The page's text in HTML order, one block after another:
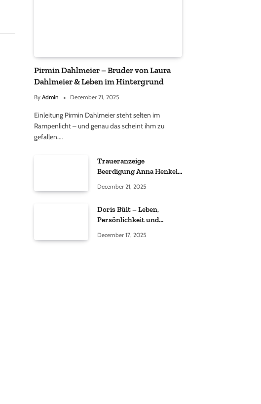
Pirmin Dahlmeier – Bruder von Laura
Dahlmeier & Leben im Hintergrund
By Admin December 21, 2025
Einleitung Pirmin Dahlmeier steht selten im
Rampenlicht – und genau das scheint ihm zu
gefallen.…
Traueranzeige
Beerdigung Anna Henkel
wirklich bekannt ist und
December 21, 2025
Doris Bült – Leben,
Persönlichkeit und
Wahrnehmung
December 17, 2025